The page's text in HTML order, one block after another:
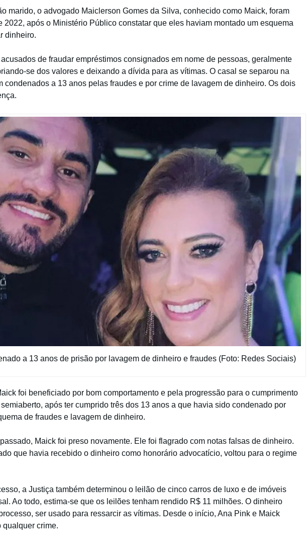
marido, o advogado Maiclerson Gomes da Silva, conhecido como Maick, foram
2022, após o Ministério Público constatar que eles haviam montado um esquema
dinheiro.
de fraudar empréstimos consignados em nome de pessoas, geralmente
se dos valores e deixando a dívida para as vítimas. O casal se separou na
condenados a 13 anos pelas fraudes e por crime de lavagem de dinheiro. Os dois
a 13 anos de prisão por lavagem de dinheiro e fraudes (Foto: Redes Sociais)
foi beneficiado por bom comportamento e pela progressão para o cumprimento
após ter cumprido três dos 13 anos a que havia sido condenado por
de fraudes e lavagem de dinheiro.
Maick foi preso novamente. Ele foi flagrado com notas falsas de dinheiro.
que havia recebido o dinheiro como honorário advocatício, voltou para o regime
a Justiça também determinou o leilão de cinco carros de luxo e de imóveis
Ao todo, estima-se que os leilões tenham rendido R$ 11 milhões. O dinheiro
ser usado para ressarcir as vítimas. Desde o início, Ana Pink e Maick
qualquer crime.